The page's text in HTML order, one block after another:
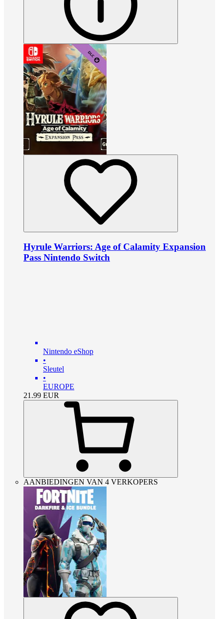
Hyrule Warriors: Age of Calamity Expansion
Pass Nintendo Switch
Nintendo eShop
•
Sleutel
•
EUROPE
21.99 EUR
AANBIEDINGEN VAN 4 VERKOPERS